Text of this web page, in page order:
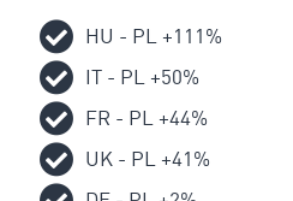
HU - PL +111%
IT - PL +50%
FR - PL +44%
UK - PL +41%